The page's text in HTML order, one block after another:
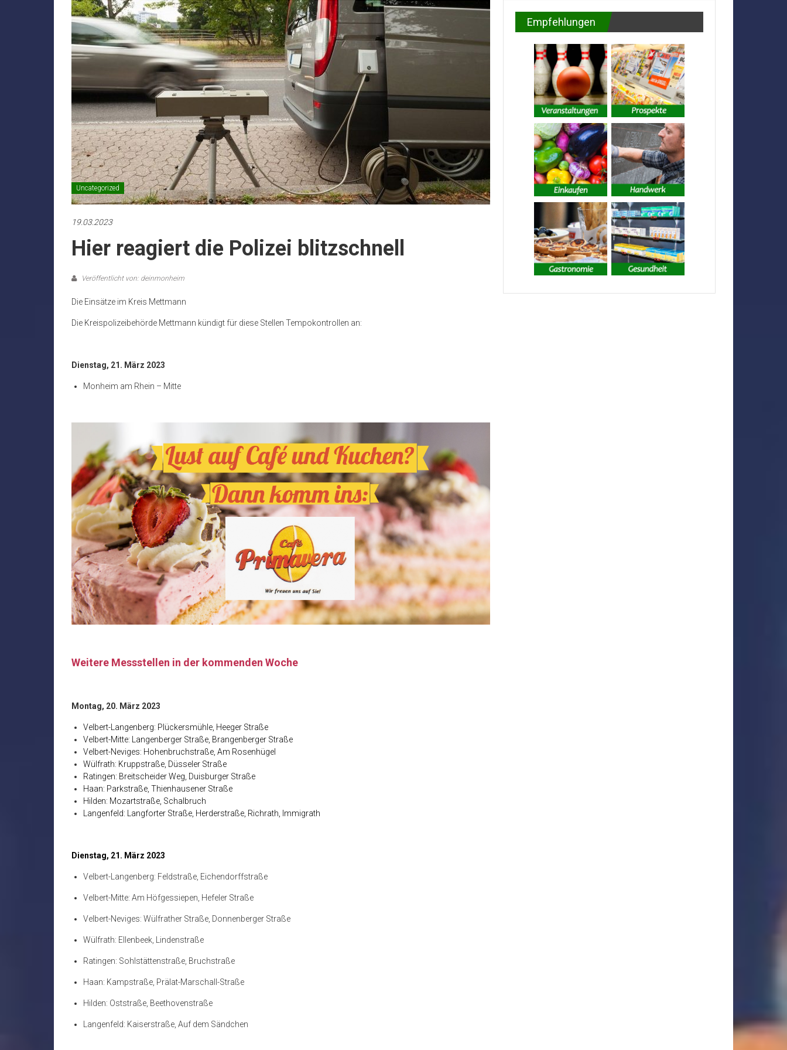
Uncategorized
19.03.2023
Hier reagiert die Polizei blitzschnell
Veröffentlicht von: deinmonheim
Die Einsätze im Kreis Mettmann
Die Kreispolizeibehörde Mettmann kündigt für diese Stellen Tempokontrollen an:
Dienstag, 21. März 2023
Monheim am Rhein – Mitte
Weitere Messstellen in der kommenden Woche
Montag, 20. März 2023
Velbert-Langenberg: Plückersmühle, Heeger Straße
Velbert-Mitte: Langenberger Straße, Brangenberger Straße
Velbert-Neviges: Hohenbruchstraße, Am Rosenhügel
Wülfrath: Kruppstraße, Düsseler Straße
Ratingen: Breitscheider Weg, Duisburger Straße
Haan: Parkstraße, Thienhausener Straße
Hilden: Mozartstraße, Schalbruch
Langenfeld: Langforter Straße, Herderstraße, Richrath, Immigrath
Dienstag, 21. März 2023
Velbert-Langenberg: Feldstraße, Eichendorffstraße
Velbert-Mitte: Am Höfgessiepen, Hefeler Straße
Velbert-Neviges: Wülfrather Straße, Donnenberger Straße
Wülfrath: Ellenbeek, Lindenstraße
Ratingen: Sohlstättenstraße, Bruchstraße
Haan: Kampstraße, Prälat-Marschall-Straße
Hilden: Oststraße, Beethovenstraße
Langenfeld: Kaiserstraße, Auf dem Sändchen
Empfehlungen